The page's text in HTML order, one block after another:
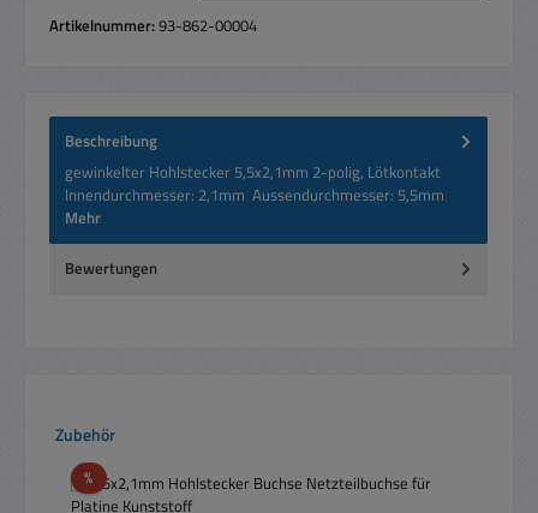
Artikelnummer:93-862-00004
Beschreibung
gewinkelter Hohlstecker 5,5x2,1mm 2-polig, Lötkontakt
Innendurchmesser: 2,1mm Aussendurchmesser: 5,5mm
Mehr
Bewertungen
Produktgalerie überspringen
Zubehör
%Rabatt